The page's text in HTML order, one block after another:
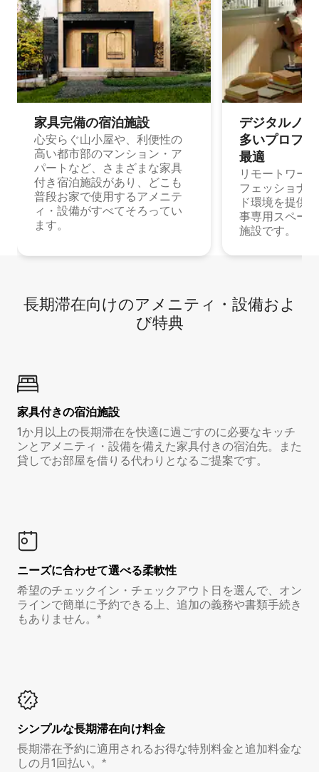
家具完備の宿⁠泊⁠施⁠設
心安らぐ山小屋や、利便性の
高い都市部のマンション・ア
パートなど、さまざまな家具
付き宿泊施設があり、どこも
普段お家で使用するアメニテ
ィ・設備がすべてそろってい
ます。
デジタルノ
多⁠いプ⁠ロ⁠フ⁠
最⁠適
リモートワー
フェッショナ
ド環境を提供
事専用スペー
施設です。
長期滞在向け⁠のア⁠メ⁠ニ⁠テ⁠ィ⁠・設⁠備⁠およ
び特⁠典
家具付き⁠の宿⁠泊⁠施⁠設
1か月以上の長期滞在を快適に過ごすのに必要なキッチ
ンとアメニティ・設備を備えた家具付きの宿泊先。また
貸しでお部屋を借りる代わりとなるご提案です。
ニーズに合わせて選べる柔軟性
希望のチェックイン・チェックアウト日を選んで、オン
ラインで簡単に予約できる上、追加の義務や書類手続き
もありません。*
シンプルな長期滞在向け料金
長期滞在予約に適用されるお得な特別料金と追加料金な
しの月1回払い。*